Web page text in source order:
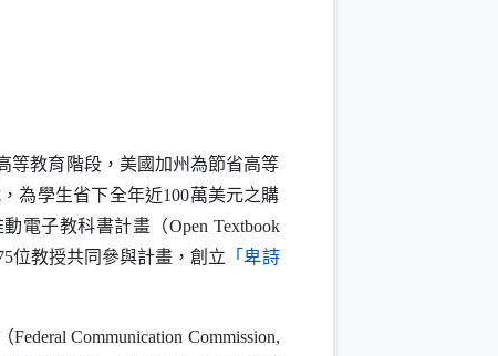
教育階段，美國加州為節省高等
為學生省下全年近100萬美元之購
電子教科書計畫（Open Textbook
位教授共同參與計畫，創立 「卑詩
Federal Communication Commission,